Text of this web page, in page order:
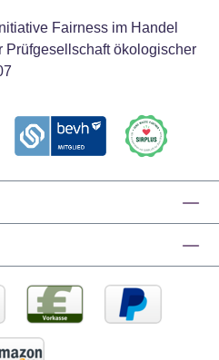
Fairness im Handel
Prüfgesellschaft ökologischer